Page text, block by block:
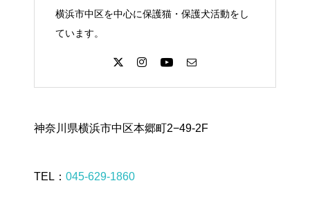
横浜市中区を中心に保護猫・保護犬活動をし
ています。
神奈川県横浜市中区本郷町2−49-2F
TEL： 045-629-1860